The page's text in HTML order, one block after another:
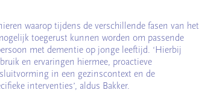
waarop tijdens de verschillende fasen van het
toegerust kunnen worden om passende
met dementie op jonge leeftijd. ‘Hierbij
en ervaringen hiermee, proactieve
in een gezinscontext en de
interventies’, aldus Bakker.